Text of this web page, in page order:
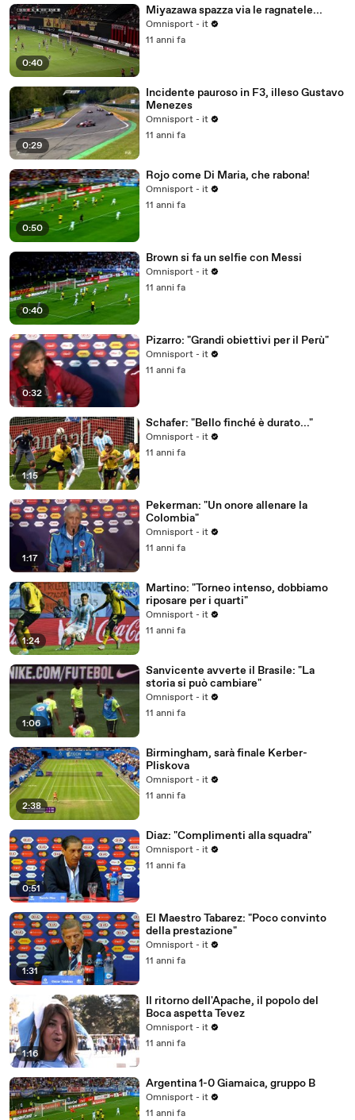
0:40
Miyazawa spazza via le ragnatele...
Omnisport - it
11 anni fa
0:29
Incidente pauroso in F3, illeso Gustavo
Menezes
Omnisport - it
11 anni fa
0:50
Rojo come Di Maria, che rabona!
Omnisport - it
11 anni fa
0:40
Brown si fa un selfie con Messi
Omnisport - it
11 anni fa
0:32
Pizarro: "Grandi obiettivi per il Perù"
Omnisport - it
11 anni fa
1:15
Schafer: "Bello finché è durato..."
Omnisport - it
11 anni fa
1:17
Pekerman: "Un onore allenare la
Colombia"
Omnisport - it
11 anni fa
1:24
Martino: "Torneo intenso, dobbiamo
riposare per i quarti"
Omnisport - it
11 anni fa
1:06
Sanvicente avverte il Brasile: "La
storia si può cambiare"
Omnisport - it
11 anni fa
2:38
Birmingham, sarà finale Kerber-
Pliskova
Omnisport - it
11 anni fa
0:51
Diaz: "Complimenti alla squadra"
Omnisport - it
11 anni fa
1:31
El Maestro Tabarez: "Poco convinto
della prestazione"
Omnisport - it
11 anni fa
1:16
Il ritorno dell'Apache, il popolo del
Boca aspetta Tevez
Omnisport - it
11 anni fa
Argentina 1-0 Giamaica, gruppo B
Omnisport - it
11 anni fa